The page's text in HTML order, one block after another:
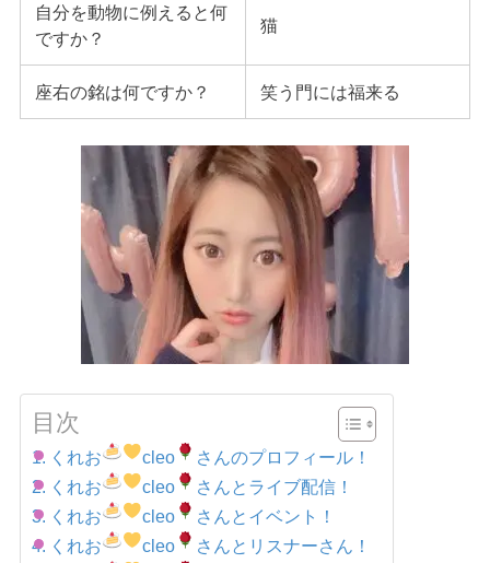
自分を動物に例えると何
ですか？
猫
座右の銘は何ですか？ 笑う門には福来る
目次
くれお cleo
さんのプロフィール！
くれお
cleo
さんとライブ配信！
くれお
cleo
さんとイベント！
くれお
cleo
さんとリスナーさん！